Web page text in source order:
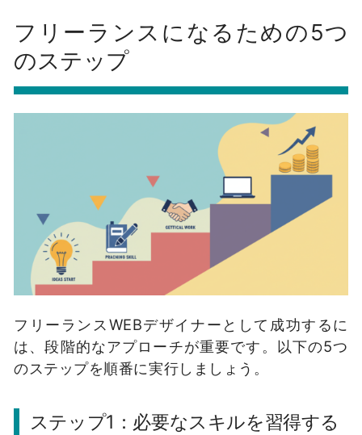
フリーランスになるための5つ
のステップ
フリーランスWEBデザイナーとして成功するに
は、段階的なアプローチが重要です。以下の5つ
のステップを順番に実行しましょう。
ステップ1：必要なスキルを習得する